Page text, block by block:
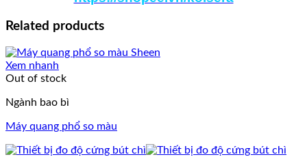
Related products
Xem nhanh
Out of stock
Ngành bao bì
Máy quang phổ so màu